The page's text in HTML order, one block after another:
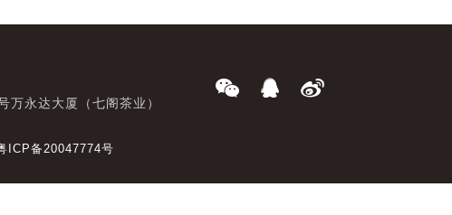
万永达大厦（七阁茶业）
ICP备20047774号